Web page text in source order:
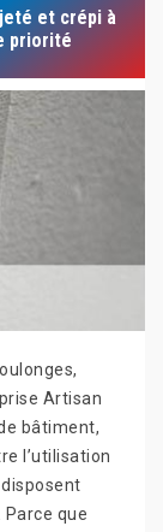
et crépi à
priorité
Artisan
bâtiment,
l’utilisation
Parce que